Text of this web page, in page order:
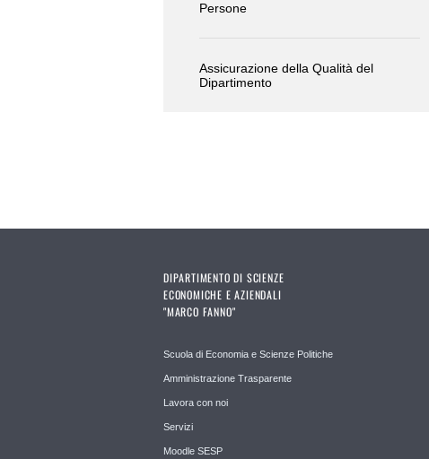
Persone
Assicurazione della Qualità del
Dipartimento
DIPARTIMENTO DI SCIENZE
ECONOMICHE E AZIENDALI
"MARCO FANNO"
Scuola di Economia e Scienze Politiche
Amministrazione Trasparente
Lavora con noi
Servizi
Moodle SESP